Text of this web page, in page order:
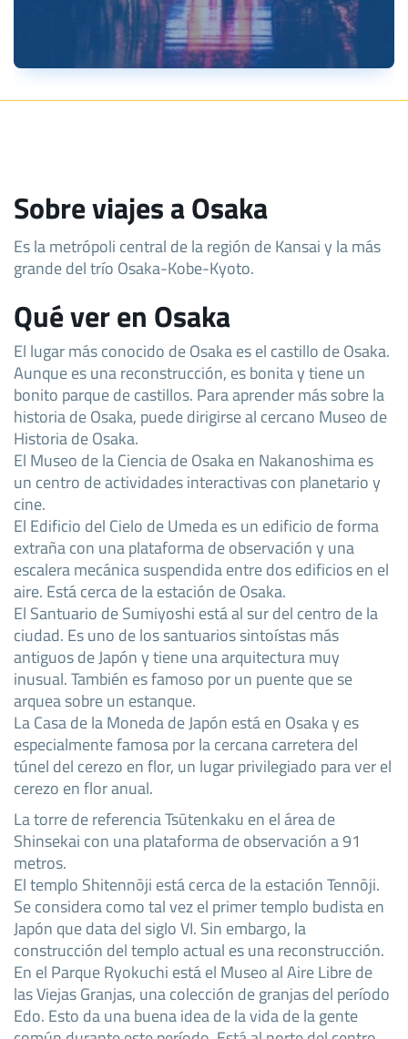
Sobre viajes a Osaka
Es la metrópoli central de la región de Kansai y la más
grande del trío Osaka-Kobe-Kyoto.
Qué ver en Osaka
El lugar más conocido de Osaka es el castillo de Osaka.
Aunque es una reconstrucción, es bonita y tiene un
bonito parque de castillos. Para aprender más sobre la
historia de Osaka, puede dirigirse al cercano Museo de
Historia de Osaka.
El Museo de la Ciencia de Osaka en Nakanoshima es
un centro de actividades interactivas con planetario y
cine.
El Edificio del Cielo de Umeda es un edificio de forma
extraña con una plataforma de observación y una
escalera mecánica suspendida entre dos edificios en el
aire. Está cerca de la estación de Osaka.
El Santuario de Sumiyoshi está al sur del centro de la
ciudad. Es uno de los santuarios sintoístas más
antiguos de Japón y tiene una arquitectura muy
inusual. También es famoso por un puente que se
arquea sobre un estanque.
La Casa de la Moneda de Japón está en Osaka y es
especialmente famosa por la cercana carretera del
túnel del cerezo en flor, un lugar privilegiado para ver el
cerezo en flor anual.
La torre de referencia Tsūtenkaku en el área de
Shinsekai con una plataforma de observación a 91
metros.
El templo Shitennōji está cerca de la estación Tennōji.
Se considera como tal vez el primer templo budista en
Japón que data del siglo VI. Sin embargo, la
construcción del templo actual es una reconstrucción.
En el Parque Ryokuchi está el Museo al Aire Libre de
las Viejas Granjas, una colección de granjas del período
Edo. Esto da una buena idea de la vida de la gente